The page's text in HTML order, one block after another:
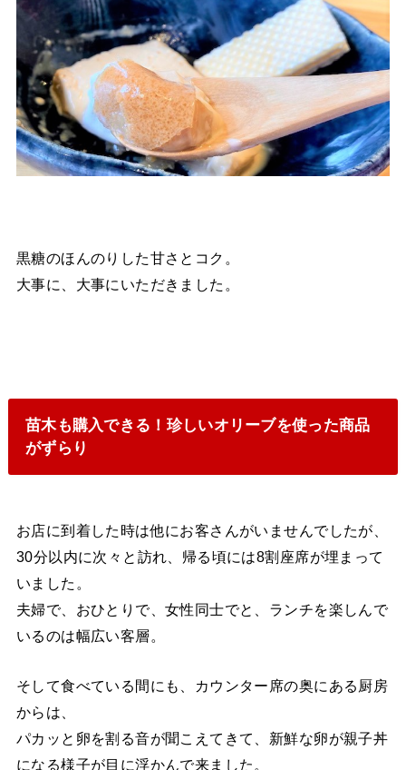
黒糖のほんのりした甘さとコク。
大事に、大事にいただきました。
苗木も購入できる！珍しいオリーブを使った商品
がずらり
お店に到着した時は他にお客さんがいませんでしたが、
30分以内に次々と訪れ、帰る頃には8割座席が埋まって
いました。
夫婦で、おひとりで、女性同士でと、ランチを楽しんで
いるのは幅広い客層。
そして食べている間にも、カウンター席の奥にある厨房
からは、
パカッと卵を割る音が聞こえてきて、新鮮な卵が親子丼
になる様子が目に浮かんで来ました。